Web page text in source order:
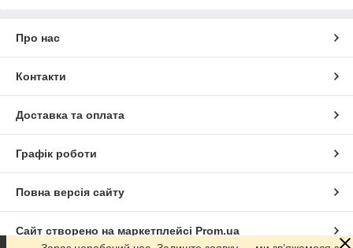
Про нас
Контакти
Доставка та оплата
Графік роботи
Повна версія сайту
Сайт створено на маркетплейсі Prom.ua